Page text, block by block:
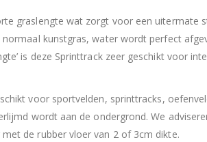
graslengte wat zorgt voor een
kunstgras, water wordt perfect
is deze Sprinttrack zeer geschikt voor
voor sportvelden, sprinttracks,
wordt aan de ondergrond. We
de rubber vloer van 2 of 3cm dikte.